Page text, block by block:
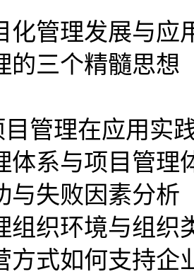
化管理发展与应
的三个精髓思想
管理在应用实
体系与项目管理
与失败因素分析
组织环境与组织
方式如何支持企